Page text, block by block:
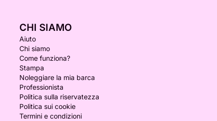
CHI SIAMO
Aiuto
Chi siamo
Come funziona?
Stampa
Noleggiare la mia barca
Professionista
Politica sulla riservatezza
Politica sui cookie
Termini e condizioni